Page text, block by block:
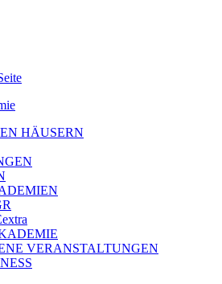
HÄUSERN
VERANSTALTUNGEN